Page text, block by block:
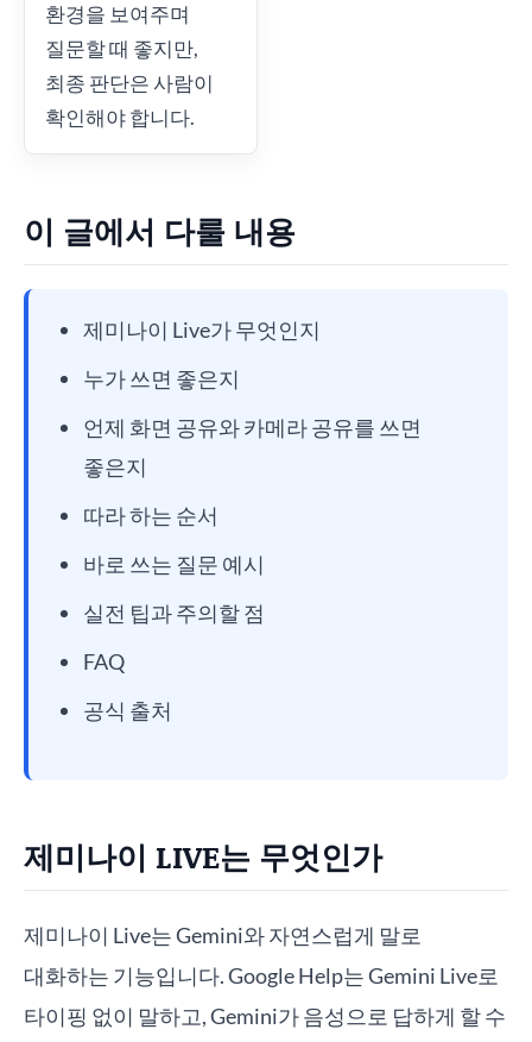
환경을 보여주며
질문할 때 좋지만,
최종 판단은 사람이
확인해야 합니다.
이 글에서 다룰 내용
제미나이 Live가 무엇인지
누가 쓰면 좋은지
언제 화면 공유와 카메라 공유를 쓰면
좋은지
따라 하는 순서
바로 쓰는 질문 예시
실전 팁과 주의할 점
FAQ
공식 출처
제미나이 LIVE는 무엇인가
제미나이 Live는 Gemini와 자연스럽게 말로
대화하는 기능입니다. Google Help는 Gemini Live로
타이핑 없이 말하고, Gemini가 음성으로 답하게 할 수